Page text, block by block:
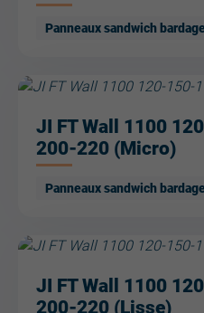
Panneaux sandwich
JI FT Wall 1100
200-220 (Micro)
Panneaux sandwich
JI FT Wall 1100
200-220 (Lisse)